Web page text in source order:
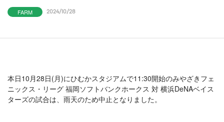
FARM 2024/10/28
本日10月28日(月)にひむかスタジアムで11:30開始のみやざきフェ
ニックス・リーグ 福岡ソフトバンクホークス 対 横浜DeNAベイス
ターズの試合は、雨天のため中止となりました。